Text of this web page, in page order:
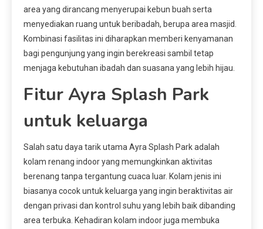
area yang dirancang menyerupai kebun buah serta
menyediakan ruang untuk beribadah, berupa area masjid.
Kombinasi fasilitas ini diharapkan memberi kenyamanan
bagi pengunjung yang ingin berekreasi sambil tetap
menjaga kebutuhan ibadah dan suasana yang lebih hijau.
Fitur Ayra Splash Park
untuk keluarga
Salah satu daya tarik utama Ayra Splash Park adalah
kolam renang indoor yang memungkinkan aktivitas
berenang tanpa tergantung cuaca luar. Kolam jenis ini
biasanya cocok untuk keluarga yang ingin beraktivitas air
dengan privasi dan kontrol suhu yang lebih baik dibanding
area terbuka. Kehadiran kolam indoor juga membuka